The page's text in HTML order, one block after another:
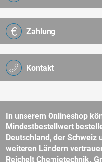
Kontakt
Zahlung
In unserem Onlineshop
Mindestbestellwert
Deutschland, der Schweiz
weiteren Ländern
Reichelt Chemietechnik.